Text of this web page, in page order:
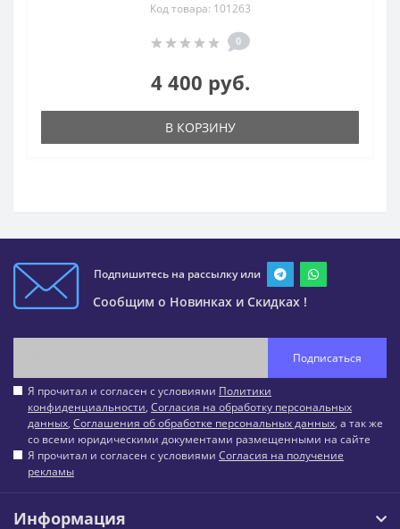
Код товара: 101263
0
4 400 руб.
В КОРЗИНУ
Подпишитесь на рассылку или
Сообщим о Новинках и Скидках !
Подписаться
Я прочитал и согласен с условиями Политики
конфиденциальности, Согласия на обработку персональных
данных, Соглашения об обработке персональных данных, а так же
со всеми юридическими документами размещенными на сайте
Я прочитал и согласен с условиями Согласия на получение
рекламы
Информация